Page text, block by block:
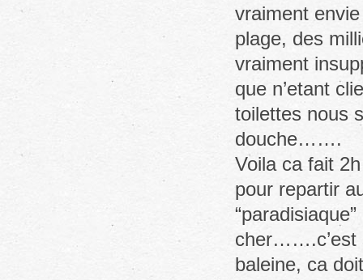
vraiment
plage, des
vraiment
que n’etant
toilettes nous
douche…….
Voila ca fait
pour repartir
cher…….c’est
baleine, ca